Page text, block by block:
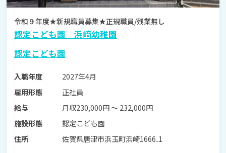
令和９年度★新規職員募集★正規職員/残業無し
認定こども園 浜﨑幼稚園
認定こども園
入職年度
2027年4月
雇用形態
正社員
給与
月収230,000円 〜 232,000円
施設形態
認定こども園
住所
佐賀県唐津市浜玉町浜崎1666₋1